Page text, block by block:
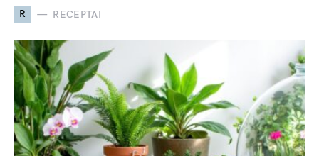
R RECEPTAI